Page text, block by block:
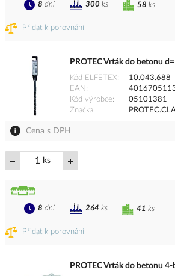
Přidat k porovnání
58 ks
8 dní 300 ks
PROTEC Vrták do betonu
Kód ELFETEX
10.043.688
EAN
Kód výrobce
05101381
Značka
Cena s DPH
ks
Přidat k porovnání
41 ks
8 dní 264 ks
PROTEC Vrták do betonu